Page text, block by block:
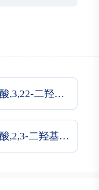
上一个：齐墩果-12-烯-29-酸,3,22-二羟基-11-羰基-,g-内酯,(3b,20b,22b)-
下一个：齐墩果-12-烯-28-酸,2,3-二羟基-,苯基甲基酯,(2a,3a)-